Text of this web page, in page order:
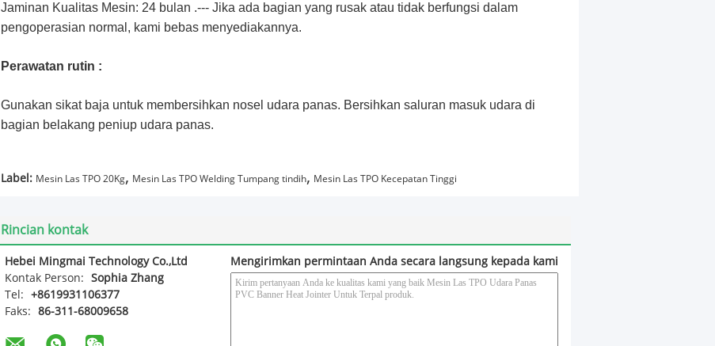
Jaminan Kualitas Mesin: 24 bulan .--- Jika ada bagian yang rusak atau tidak berfungsi dalam
pengoperasian normal, kami bebas menyediakannya.
Perawatan rutin :
Gunakan sikat baja untuk membersihkan nosel udara panas. Bersihkan saluran masuk udara di
bagian belakang peniup udara panas.
Label: Mesin Las TPO 20Kg, Mesin Las TPO Welding Tumpang tindih, Mesin Las TPO Kecepatan Tinggi
Rincian kontak
Hebei Mingmai Technology Co.,Ltd
Kontak Person: Sophia Zhang
Tel: +8619931106377
Faks: 86-311-68009658
Mengirimkan permintaan Anda secara langsung kepada kami